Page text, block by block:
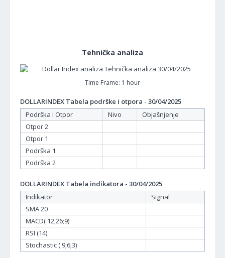
Tehnička analiza
Time Frame: 1 hour
DOLLARINDEX Tabela podrške i otpora - 30/04/2025
Podrška i Otpor
Nivo
Objašnjenje
Otpor 2
Otpor 1
Podrška 1
Podrška 2
DOLLARINDEX Tabela indikatora - 30/04/2025
Indikator
Signal
SMA 20
MACD( 12;26;9)
RSI (14)
Stochastic ( 9;6;3)